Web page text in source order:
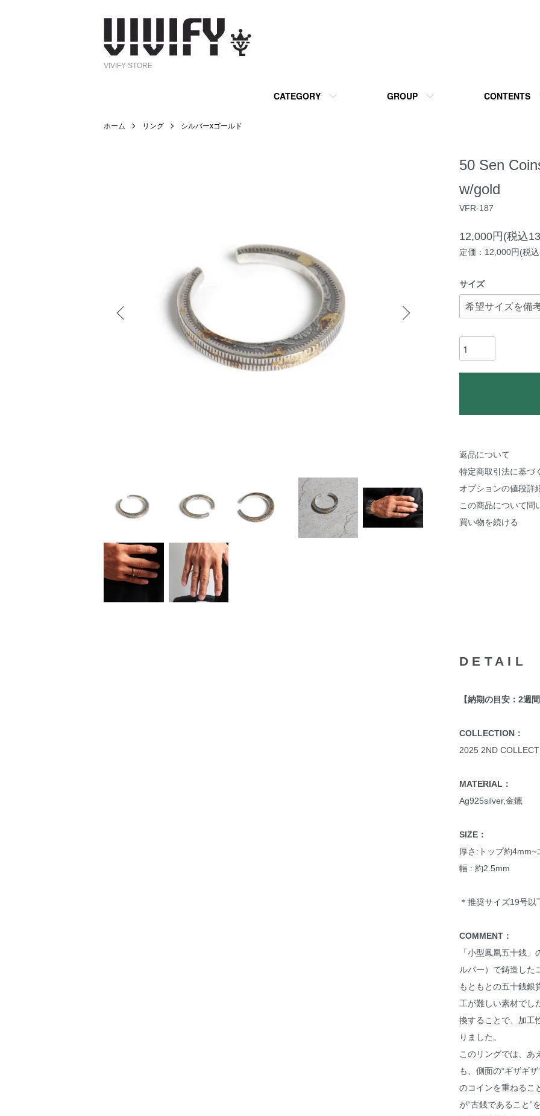
VIVIFY STORE
CATEGORY GROUP CONTENTS
ホーム リング シルバーxゴールド
50 Sen
w/gold
VFR-187
12,000円(税込
定価：12,000円(税
サイズ
返品について
特定商取引法に基づ
オプションの値段詳
この商品について問
買い物を続ける
DETAIL
【納期の目安：2週間
COLLECTION：
2025 2ND
MATERIAL：
Ag925silver,金鑞
SIZE：
厚さ:トップ約4mm~
幅 : 約2.5mm
＊推奨サイズ19号以
COMMENT：
「小型鳳凰五十銭
ルバー）で鋳造した
もともとの五十銭銀
工が難しい素材でし
換することで、加工
りました。
このリングでは、あ
も、側面の“ギザギ
のコインを重ねるこ
が“古銭であること”